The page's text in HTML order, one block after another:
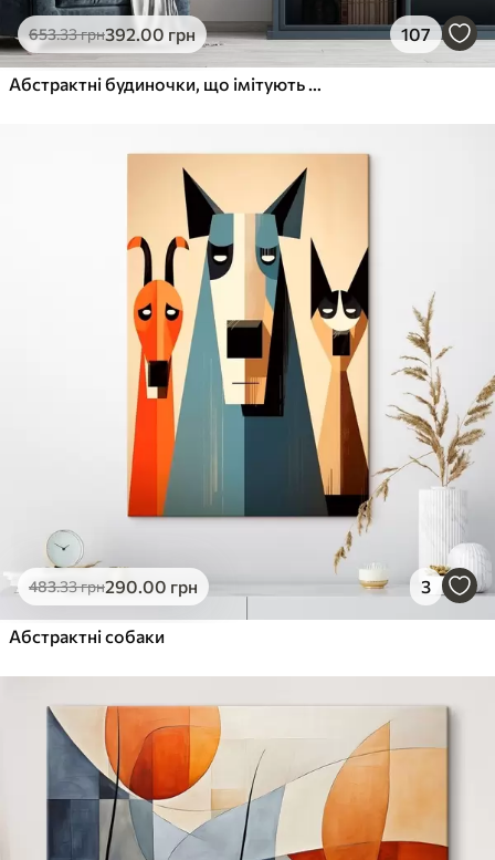
653.33грн392.00 грн 107
Абстрактні будиночки, що імітують мазок пензля
483.33грн290.00 грн 3
Абстрактні собаки